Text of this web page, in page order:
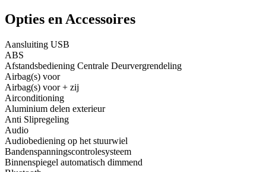
Opties en Accessoires
Aansluiting USB
ABS
Afstandsbediening Centrale Deurvergrendeling
Airbag(s) voor
Airbag(s) voor + zij
Airconditioning
Aluminium delen exterieur
Anti Slipregeling
Audio
Audiobediening op het stuurwiel
Bandenspanningscontrolesysteem
Binnenspiegel automatisch dimmend